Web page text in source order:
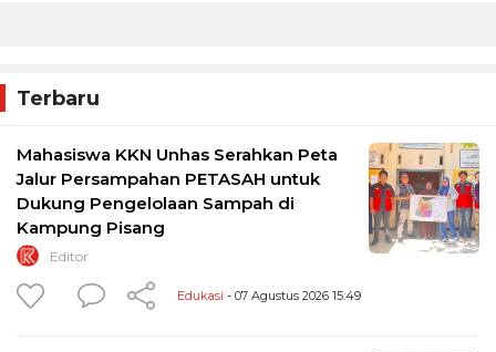
Terbaru
Mahasiswa KKN Unhas Serahkan Peta
Jalur Persampahan PETASAH untuk
Dukung Pengelolaan Sampah di
Kampung Pisang
Editor
Edukasi - 07 Agustus 2026 15:49